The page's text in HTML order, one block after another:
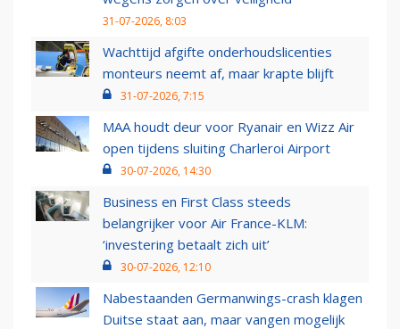
31-07-2026, 8:03
Wachttijd afgifte onderhoudslicenties
monteurs neemt af, maar krapte blijft
31-07-2026, 7:15
MAA houdt deur voor Ryanair en Wizz Air
open tijdens sluiting Charleroi Airport
30-07-2026, 14:30
Business en First Class steeds
belangrijker voor Air France-KLM:
‘investering betaalt zich uit’
30-07-2026, 12:10
Nabestaanden Germanwings-crash klagen
Duitse staat aan, maar vangen mogelijk